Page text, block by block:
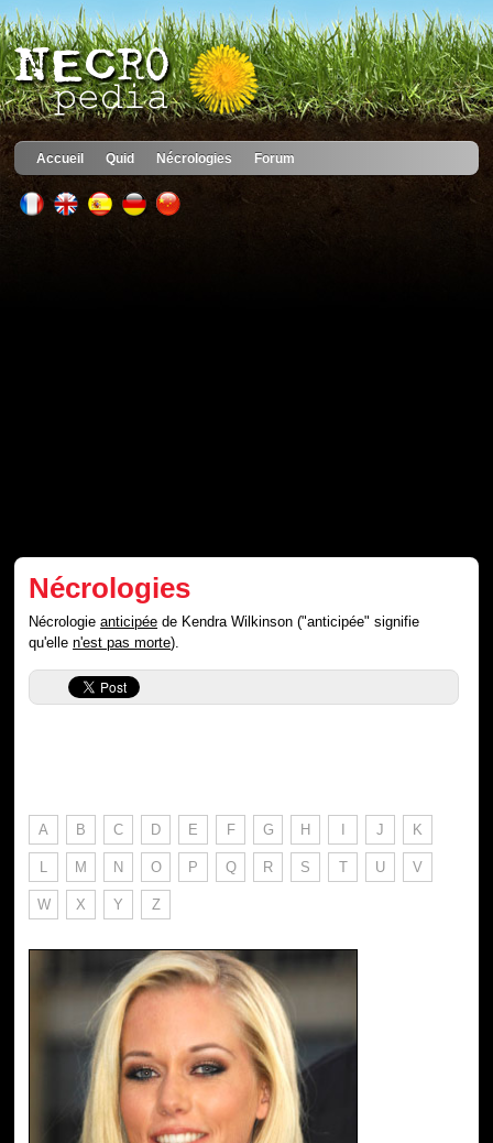
Accueil Quid Nécrologies Forum
Nécrologies
Nécrologieanticipée de Kendra Wilkinson ("anticipée" signifie
qu'ellen'est pas morte).
A B C D E F G H I J K
L M N O P Q R S T U V
W X Y Z